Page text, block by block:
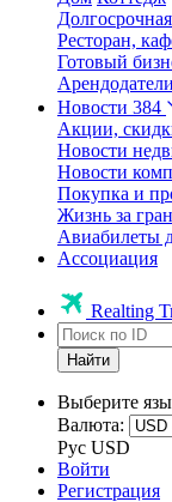
Ресторан,
Готовый
Арендодатели
Новости 384
Акции,
Новости
Новости
Покупка и
Жизнь за
Авиабилеты
Ассоциация
Realting
Найти
Выберите
Валюта:
Рус USD
Войти
Регистрация